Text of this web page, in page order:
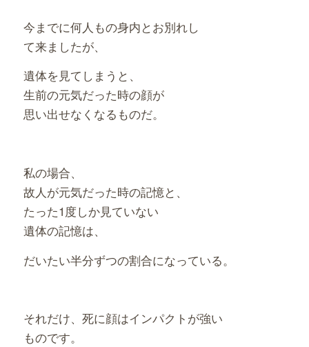
今までに何人もの身内とお別れし
て来ましたが、
遺体を見てしまうと、
生前の元気だった時の顔が
思い出せなくなるものだ。
私の場合、
故人が元気だった時の記憶と、
たった1度しか見ていない
遺体の記憶は、
だいたい半分ずつの割合になっている。
それだけ、死に顔はインパクトが強い
ものです。